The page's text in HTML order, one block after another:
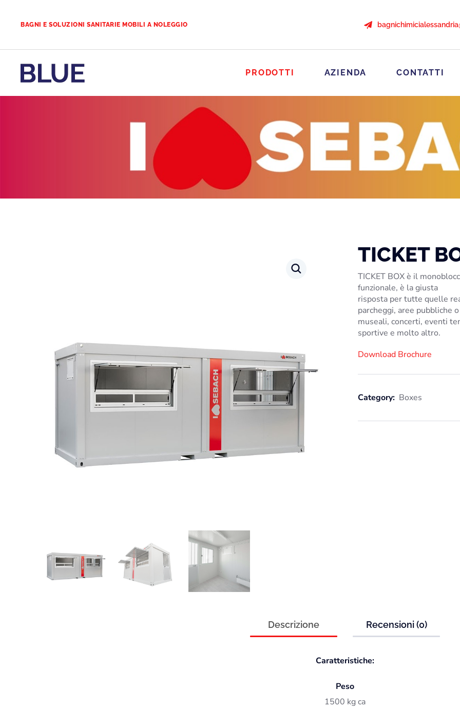
BAGNI E SOLUZIONI SANITARIE MOBILI A NOLEGGIO
PRODOTTI AZIENDA CONTATTI
TICKET
TICKET BOXè il
funzionale, è la giusta
risposta per tutte quelle
parcheggi, aree pubbliche o
museali, concerti, eventi
sportive e molto altro.
Download Brochure
Category: Boxes
Descrizione Recensioni (0)
Caratteristiche:
Peso
1500 kg ca